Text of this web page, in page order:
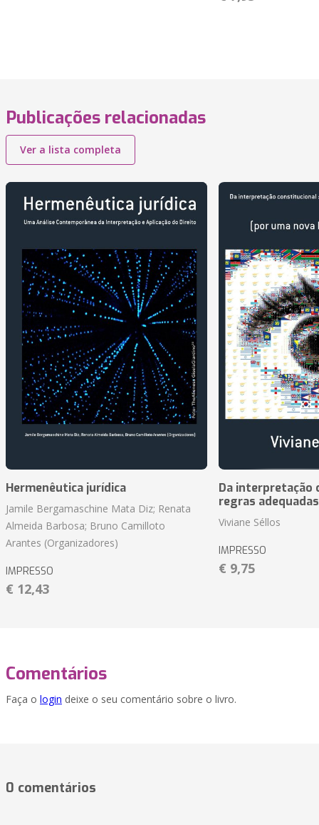
Publicações relacionadas
Ver a lista completa
Hermenêutica jurídica
Jamile Bergamaschine Mata Diz; Renata
Almeida Barbosa; Bruno Camilloto
Arantes (Organizadores)
IMPRESSO
€ 12,43
Da interpretação
regras
Viviane Séllos
IMPRESSO
€ 9,75
Comentários
Faça o login deixe o seu comentário sobre o livro.
0 comentários